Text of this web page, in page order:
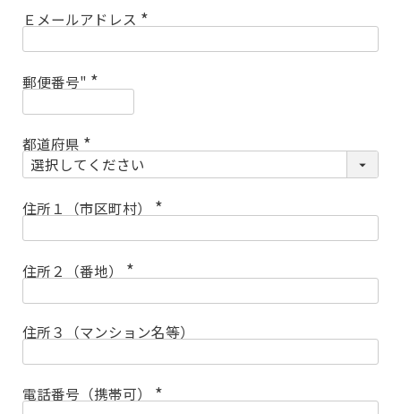
)
Ｅメールアドレス
(
必
郵便番号"
(
必
都道府県
(
必
)
住所１（市区町村）
(
必
住所２（番地）
(
必
)
住所３（マンション名等）
電話番号（携帯可）
(